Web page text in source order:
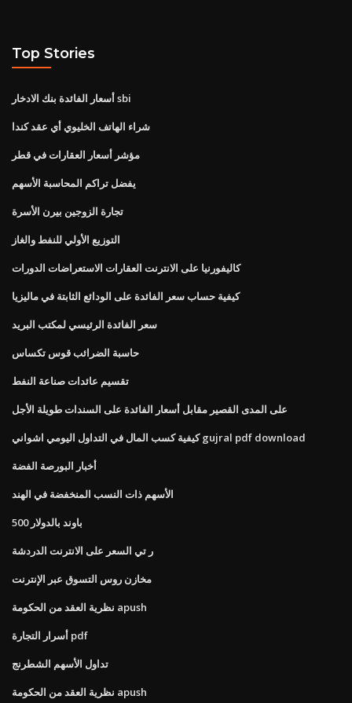
Top Stories
أسعار الفائدة بنك الادخار sbi
شراء الهاتف الخليوي أي عقد كندا
مؤشر أسعار العقارات في قطر
يفضل تراكم المحاسبة الأسهم
تجارة الزوجين بيرن الأسرة
التوزيع الأولي للنفط والغاز
كاليفورنيا على الانترنت العقارات الاستعراضات الدورات
كيفية حساب سعر الفائدة على الودائع الثابتة في ماليزيا
سعر الفائدة الرئيسي لمكتب البريد
حاسبة الضرائب قوس تكساس
تقسيم عائدات صناعة النفط
على المدى القصير مقابل أسعار الفائدة على السندات طويلة الأجل
كيفية كسب المال في التداول اليومي اشواني gujral pdf download
أخبار البورصة الفضة
الأسهم ذات النسب المنخفضة في الهند
500 باوند بالدولار
ر تي السعر على الانترنت الدردشة
مخازن روس التسوق عبر الإنترنت
نظرية العقد من الحكومة apush
أسرار التجارة pdf
تداول الأسهم الشطرنج
نظرية العقد من الحكومة apush